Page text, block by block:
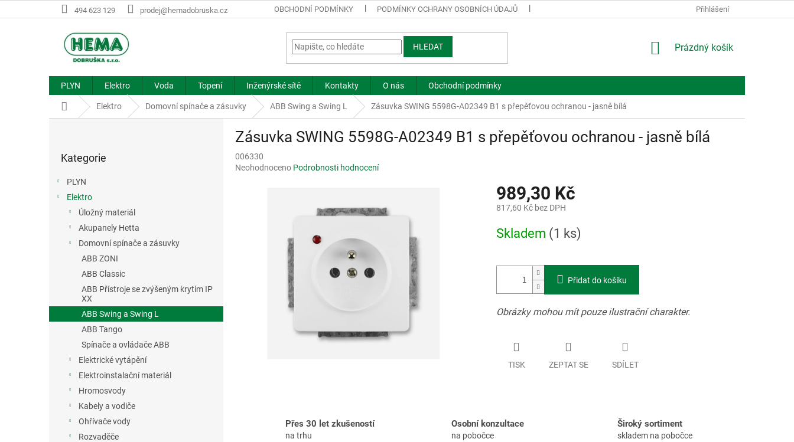
na
494 623 129 prodej@hemadobruska.cz OBCHODNÍ PODMÍNKY PODMÍNKY OCHRANY OSOBNÍCH ÚDAJŮ Přihlášení
HLEDAT
NÁKUPNÍ
Prázdný košík
PLYN Elektro Voda Topení Inženýrské sítě Kontakty O nás Obchodní podmínky
Domů Elektro Domovní spínače a zásuvky ABB Swing a Swing L Zásuvka SWING 5598G-A02349 B1 s přepěťovou ochranou - jasně bílá
kategorie
Kategorie
PLYN
Elektro
Úložný materiál
Akupanely Hetta
Domovní spínače a zásuvky
ABB ZONI
ABB Classic
ABB Přístroje se zvýšeným krytím IP
XX
ABB Swing a Swing L
ABB Tango
Spínače a ovládače ABB
Elektrické vytápění
Elektroinstalační materiál
Hromosvody
Kabely a vodiče
Ohřívače vody
Rozvaděče
Zásuvka SWING 5598G-A02349 B1 s přepěťovou ochranou - jasně bílá
006330
Průměrné
Neohodnoceno Podrobnosti hodnocení
989,30 Kč
817,60 Kč bez DPH
cena:
Skladem (1 ks)
Přidat do košíku
Obrázky mohou mít pouze ilustrační charakter.
TISK ZEPTAT SE SDÍLET
Přes 30 let zkušeností
na trhu
Osobní konzultace
na pobočce
Široký sortiment
skladem na pobočce